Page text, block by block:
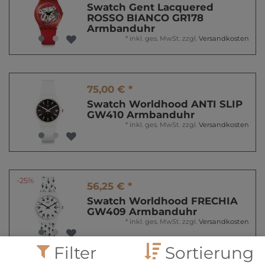
Filter Sortierung
Swatch Gent Lacquered
ROSSO BIANCO GR178
Armbanduhr
* inkl. ges. MwSt. zzgl. Versandkosten
75,00 € *
Swatch Worldhood ANTI SLIP
GW410 Armbanduhr
* inkl. ges. MwSt. zzgl. Versandkosten
-25%
56,25 € *
Swatch Worldhood FRECHIA
GW409 Armbanduhr
* inkl. ges. MwSt. zzgl. Versandkosten